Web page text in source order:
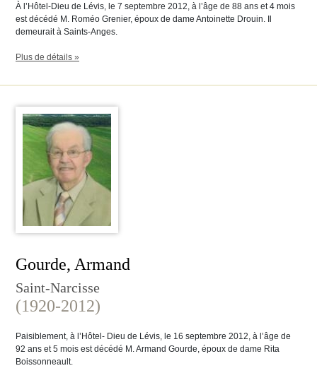
À l’Hôtel-Dieu de Lévis, le 7 septembre 2012, à l’âge de 88 ans et 4 mois
est décédé M. Roméo Grenier, époux de dame Antoinette Drouin. Il
demeurait à Saints-Anges.
Plus de détails »
Gourde, Armand
Saint-Narcisse
(1920-2012)
Paisiblement, à l’Hôtel- Dieu de Lévis, le 16 septembre 2012, à l’âge de
92 ans et 5 mois est décédé M. Armand Gourde, époux de dame Rita
Boissonneault.